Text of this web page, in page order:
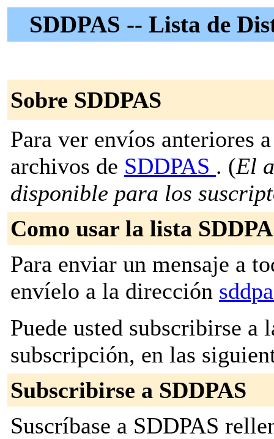
SDDPAS -- Lista de
Sobre SDDPAS
Para ver envíos anteriores
archivos de SDDPAS . (El
disponible para los
Como usar la lista
Para enviar un mensaje a
envíelo a la dirección
Puede usted subscribirse a
subscripción, en las
Subscribirse a SDDPAS
Suscríbase a SDDPAS